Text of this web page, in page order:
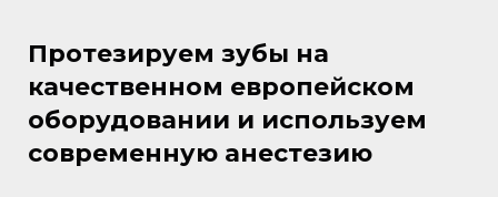
Протезируем зубы на
качественном европейском
оборудовании и используем
современную анестезию